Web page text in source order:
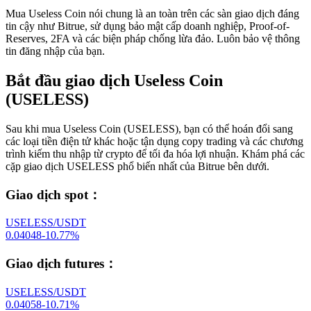
Mua Useless Coin nói chung là an toàn trên các sàn giao dịch đáng
tin cậy như Bitrue, sử dụng bảo mật cấp doanh nghiệp, Proof-of-
Reserves, 2FA và các biện pháp chống lừa đảo. Luôn bảo vệ thông
tin đăng nhập của bạn.
Bắt đầu giao dịch Useless Coin
(USELESS)
Sau khi mua Useless Coin (USELESS), bạn có thể hoán đổi sang
các loại tiền điện tử khác hoặc tận dụng copy trading và các chương
trình kiếm thu nhập từ crypto để tối đa hóa lợi nhuận. Khám phá các
cặp giao dịch USELESS phổ biến nhất của Bitrue bên dưới.
Giao dịch spot ：
USELESS/USDT
0.04048-10.77%
Giao dịch futures ：
USELESS/USDT
0.04058-10.71%